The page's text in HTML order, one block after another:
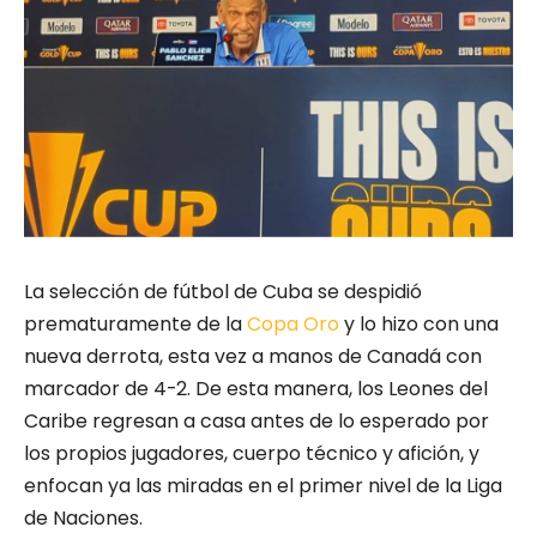
La selección de fútbol de Cuba se despidió
prematuramente de laCopa Oroy lo hizo con una
nueva derrota, esta vez a manos de Canadá con
marcador de 4-2. De esta manera, los Leones del
Caribe regresan a casa antes de lo esperado por
los propios jugadores, cuerpo técnico y afición, y
enfocan ya las miradas en el primer nivel de la Liga
de Naciones.